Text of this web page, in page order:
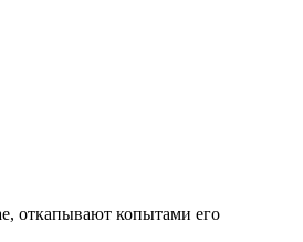
откапывают копытами его